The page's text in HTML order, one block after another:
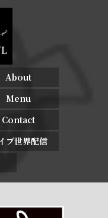
About
Menu
Contact
ブ世界配信